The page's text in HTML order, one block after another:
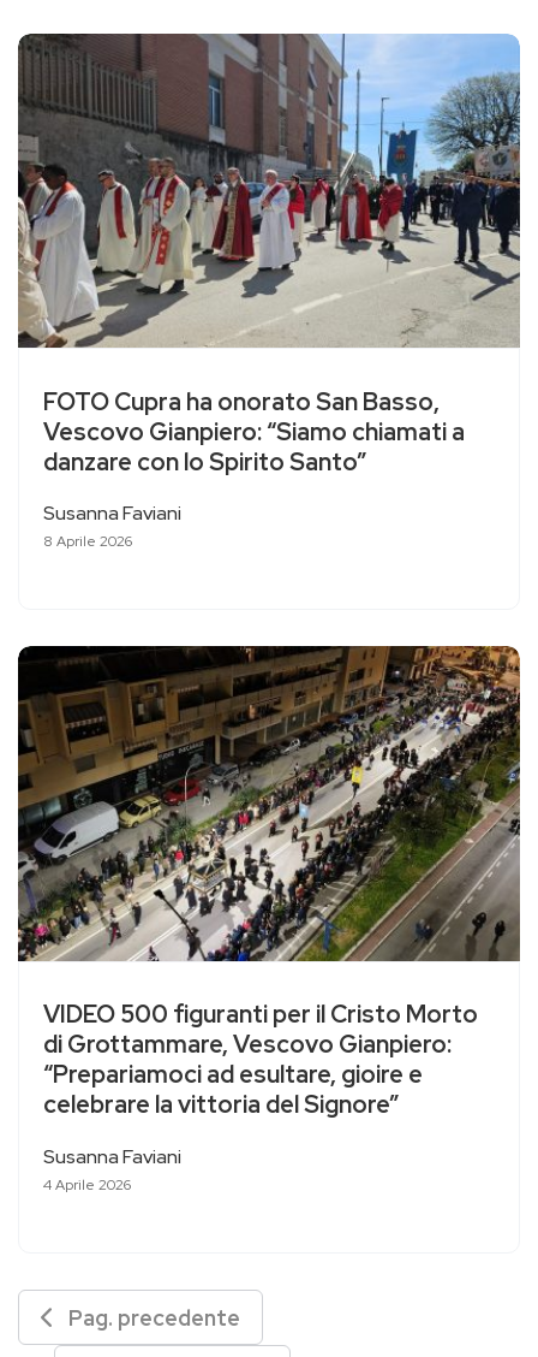
FOTO Cupra ha onorato San Basso,
Vescovo Gianpiero: “Siamo chiamati a
danzare con lo Spirito Santo”
Susanna Faviani
8 Aprile 2026
VIDEO 500 figuranti per il Cristo Morto
di Grottammare, Vescovo Gianpiero:
“Prepariamoci ad esultare, gioire e
celebrare la vittoria del Signore”
Susanna Faviani
4 Aprile 2026
Pag. precedente